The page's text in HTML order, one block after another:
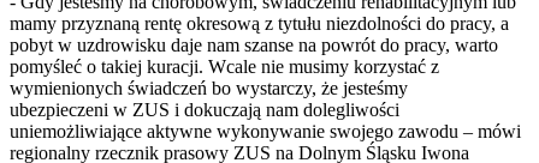
mamy przyznaną rentę okresową z tytułu niezdolności do pracy, a
pobyt w uzdrowisku daje nam szanse na powrót do pracy, warto
pomyśleć o takiej kuracji. Wcale nie musimy korzystać z
wymienionych świadczeń bo wystarczy, że jesteśmy
ubezpieczeni w ZUS i dokuczają nam dolegliwości
uniemożliwiające aktywne wykonywanie swojego zawodu – mówi
regionalny rzecznik prasowy ZUS na Dolnym Śląsku Iwona